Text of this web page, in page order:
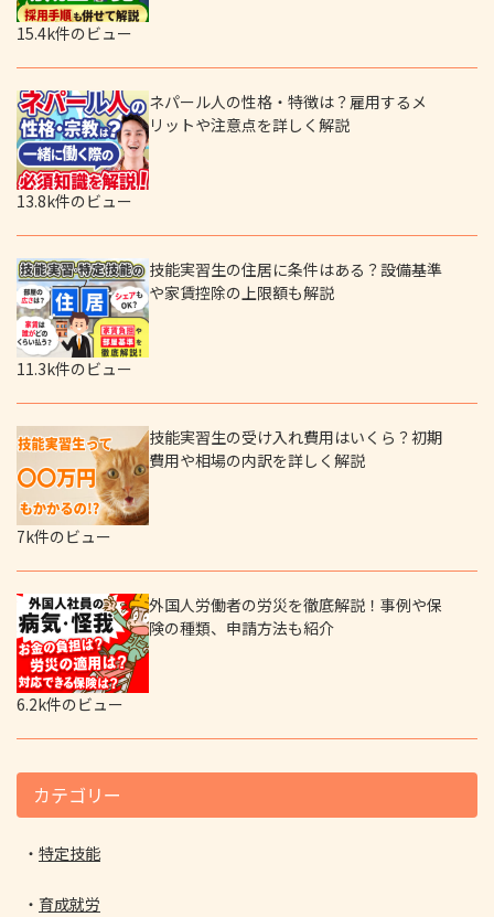
15.4k件のビュー
ネパール人の性格・特徴は？雇用するメ
リットや注意点を詳しく解説
13.8k件のビュー
技能実習生の住居に条件はある？設備基準
や家賃控除の上限額も解説
11.3k件のビュー
技能実習生の受け入れ費用はいくら？初期
費用や相場の内訳を詳しく解説
7k件のビュー
外国人労働者の労災を徹底解説！事例や保
険の種類、申請方法も紹介
6.2k件のビュー
カテゴリー
特定技能
育成就労